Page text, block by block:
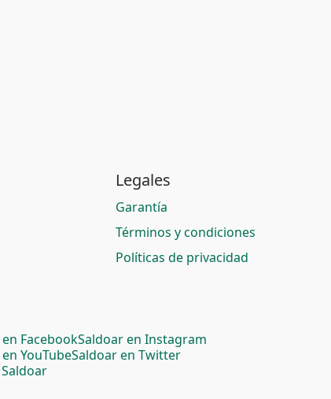
Legales
Garantía
Términos y condiciones
Políticas de privacidad
FacebookSaldoar en Instagram
YouTubeSaldoar en Twitter